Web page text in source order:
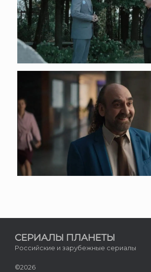
СЕРИАЛЫ ПЛАНЕТЫ
Российские и зарубежные сериалы
©2026